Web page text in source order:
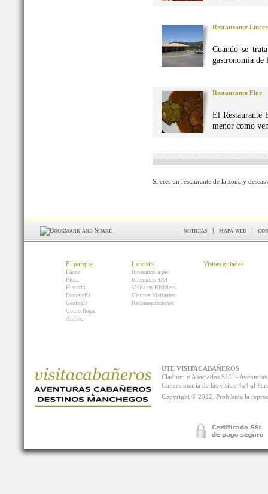
Restaurante
Cuando se
gastronomía de
Restaurante Flor
El Restaurante
menor como
Si eres un restaurante de la zona y
noticias | mapa web |
El parque
Fauna
Flora
Historia
Etnografía
Geología
Como llegar
Audios
La visita
Itinerarios a pie
Itinerarios 4X4
Visita en Bicicleta
Centros Visitantes
Recomendaciones
Visitas guiadas
UTE VISITACABAÑEROS
Cladium y Asociados SLU -
Concesionaria de las visitas 4x4 al
Copyright © 2022. Prohibida la